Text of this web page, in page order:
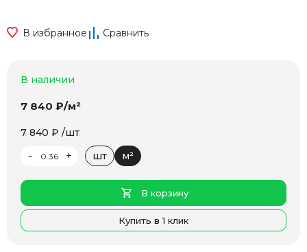
В избранное Сравнить
В наличии
7 840 ₽/м²
7 840 ₽ /шт
-
+ шт м²
В корзину
Купить в 1 клик